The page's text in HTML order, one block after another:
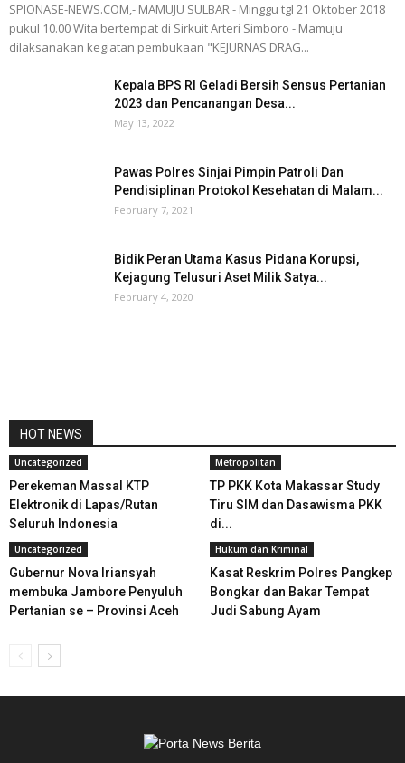
SPIONASE-NEWS.COM,- MAMUJU SULBAR - Minggu tgl 21 Oktober 2018
pukul 10.00 Wita bertempat di Sirkuit Arteri Simboro - Mamuju
dilaksanakan kegiatan pembukaan "KEJURNAS DRAG...
Kepala BPS RI Geladi Bersih Sensus Pertanian
2023 dan Pencanangan Desa...
May 13, 2022
Pawas Polres Sinjai Pimpin Patroli Dan
Pendisiplinan Protokol Kesehatan di Malam...
February 7, 2021
Bidik Peran Utama Kasus Pidana Korupsi,
Kejagung Telusuri Aset Milik Satya...
February 4, 2020
HOT NEWS
Uncategorized
Perekeman Massal KTP
Elektronik di Lapas/Rutan
Seluruh Indonesia
Metropolitan
TP PKK Kota Makassar Study
Tiru SIM dan Dasawisma PKK
di...
Uncategorized
Gubernur Nova Iriansyah
membuka Jambore Penyuluh
Pertanian se – Provinsi Aceh
Hukum dan Kriminal
Kasat Reskrim Polres Pangkep
Bongkar dan Bakar Tempat
Judi Sabung Ayam